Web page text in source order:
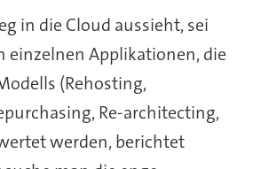
in die Cloud aussieht, sei
einzelnen Applikationen, die
(Rehosting,
Re-architecting,
werden, berichtet